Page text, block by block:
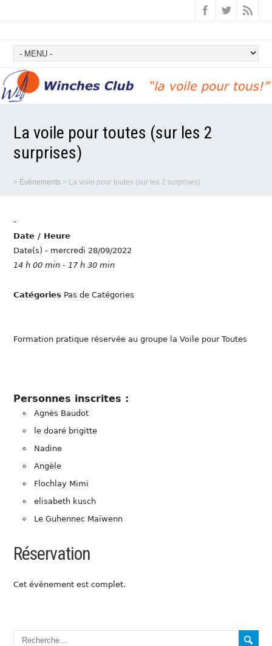
La voile pour toutes (sur les 2
surprises)
> Évènements > La voile pour toutes (sur les 2 surprises)
-
Date / Heure
Date(s) - mercredi 28/09/2022
14 h 00 min - 17 h 30 min
Catégories Pas de Catégories
Formation pratique réservée au groupe la Voile pour Toutes
Personnes inscrites :
Agnès Baudot
le doaré brigitte
Nadine
Angèle
Flochlay Mimi
elisabeth kusch
Le Guhennec Maïwenn
Réservation
Cet évènement est complet.